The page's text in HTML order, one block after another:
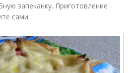
запеканку. Приготовление
сами.